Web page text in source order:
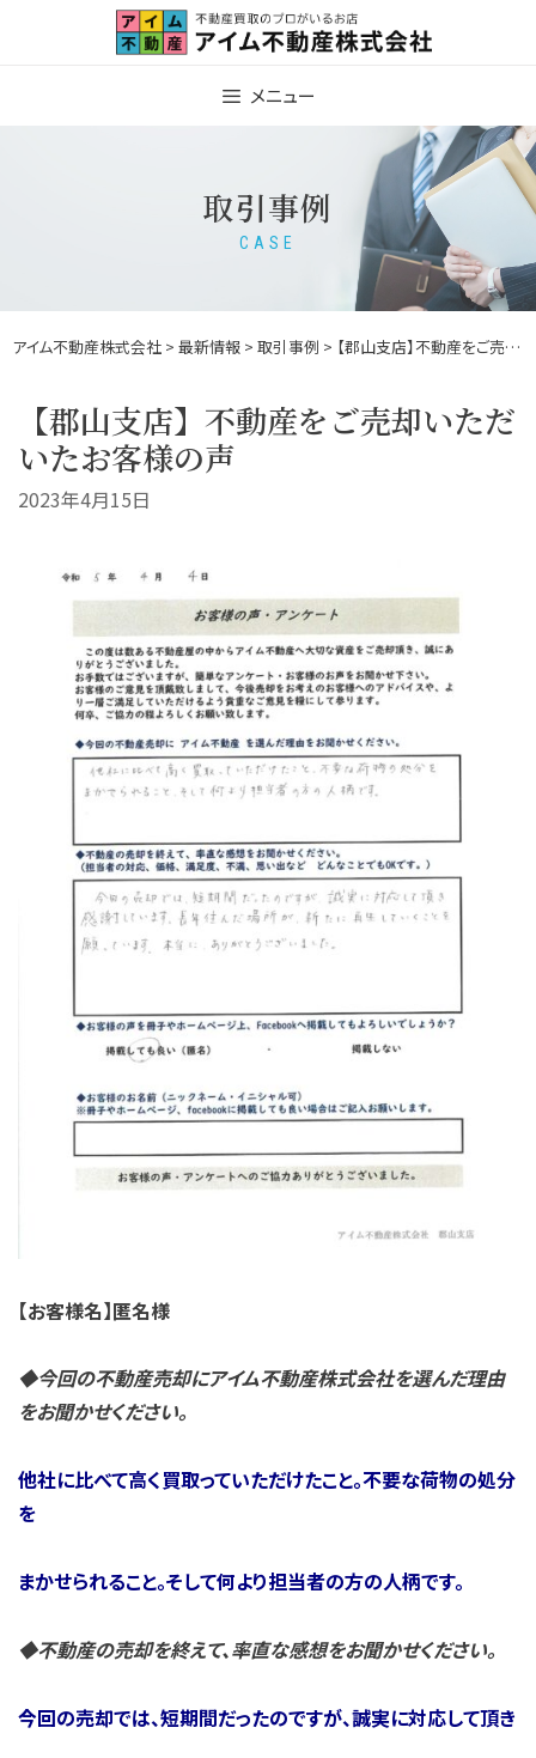
メニュー
取引事例
CASE
アイム不動産株式会社 > 最新情報 > 取引事例 > 【郡山支店】不動産をご売却いただいたお客様の声
【郡山支店】不動産をご売却いただ
いたお客様の声
2023年4月15日
【お客様名】匿名様
◆今回の不動産売却にアイム不動産株式会社を選んだ理由
をお聞かせください。
他社に比べて高く買取っていただけたこと。不要な荷物の処分
を
まかせられること。そして何より担当者の方の人柄です。
◆不動産の売却を終えて、率直な感想をお聞かせください。
今回の売却では、短期間だったのですが、誠実に対応して頂き